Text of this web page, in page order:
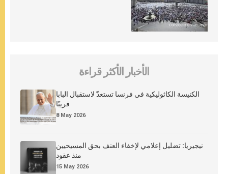
الأخبار الأكثر قراءة
الكنيسة الكاثوليكية في فرنسا تستعدّ لاستقبال البابا
قريبًا
8 May 2026
نيجيريا: تضليل إعلامي لإخفاء العنف بحق المسيحيين
منذ عقود
15 May 2026